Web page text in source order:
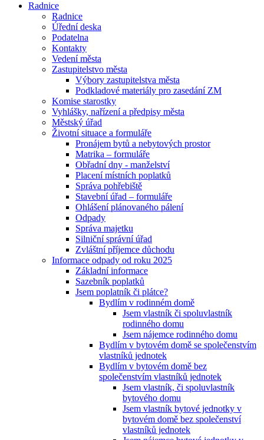
Radnice
Radnice
Úřední deska
Podatelna
Kontakty
Vedení města
Zastupitelstvo města
Výbory zastupitelstva města
Podkladové materiály pro zasedání ZM
Komise starostky
Vyhlášky, nařízení a předpisy města
Městský úřad
Životní situace a formuláře
Pronájem bytů a nebytových prostor
Matrika – formuláře
Obřadní dny - manželství
Placení místních poplatků
Správa pohřebiště
Stavební úřad – formuláře
Ohlášení plánovaného pálení
Odpady
Správa majetku
Silniční správní úřad
Zvláštní příjemce důchodu
Informace odpady od roku 2025
Základní informace
Sazebník poplatků
Jsem poplatník či plátce?
Bydlím v rodinném domě
Jsem vlastník či spoluvlastník
rodinného domu
Jsem nájemce rodinného domu
Bydlím v bytovém domě se společenstvím
vlastníků jednotek
Bydlím v bytovém domě bez
společenstvím vlastníků jednotek
Jsem vlastník, či spoluvlastník
bytového domu
Jsem vlastník bytové jednotky v
bytovém domě bez společenství
vlastníků jednotek